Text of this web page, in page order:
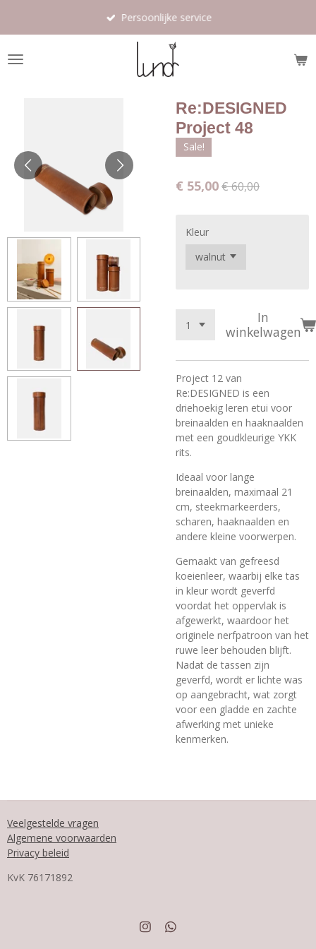
de
Persoonlijke service
Re:DESIGNED
Project 48
Sale!
€ 55,00€ 60,00
Kleur
In
winkelwagen
Project 12 van
Re:DESIGNED is een
driehoekig leren etui voor
breinaalden en haaknaalden
met een goudkleurige YKK
rits.
Ideaal voor lange
breinaalden, maximaal 21
cm, steekmarkeerders,
scharen, haaknaalden en
andere kleine voorwerpen.
Gemaakt van gefreesd
koeienleer, waarbij elke tas
in kleur wordt geverfd
voordat het oppervlak is
afgewerkt, waardoor het
originele nerfpatroon van het
ruwe leer behouden blijft.
Nadat de tassen zijn
geverfd, wordt er lichte was
op aangebracht, wat zorgt
voor een gladde en zachte
afwerking met unieke
kenmerken.
Veelgestelde vragen
Algemene voorwaarden
Privacy beleid
KvK 76171892
I
W